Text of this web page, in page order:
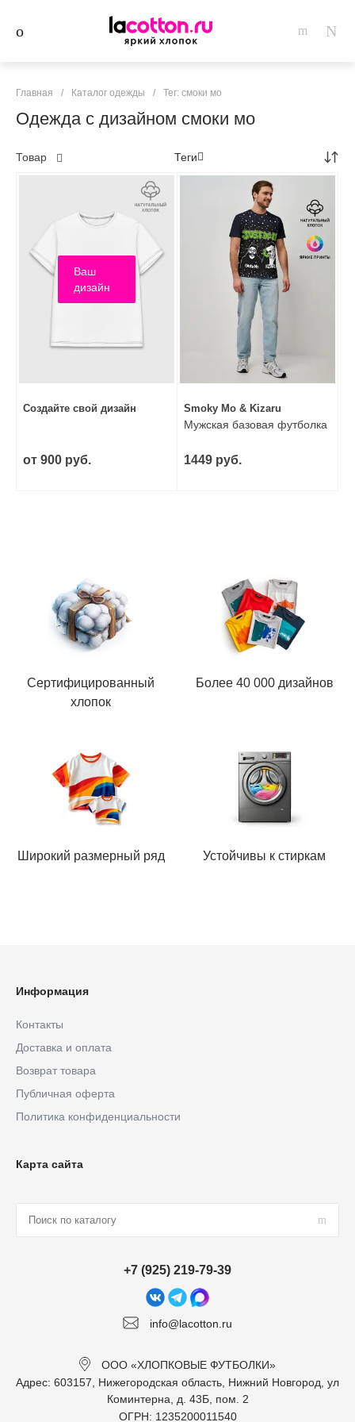
Главная / Каталог одежды / Тег: смоки мо
Одежда с дизайном смоки мо
Товар Теги
Ваш
дизайн
Создайте свой дизайн
от 900 руб.
Smoky Mo & Kizaru
Мужская базовая футболка
1449 руб.
Сертифицированный
хлопок
Более 40 000 дизайнов
Широкий размерный ряд Устойчивы к стиркам
Информация
Контакты
Доставка и оплата
Возврат товара
Публичная оферта
Политика конфиденциальности
Карта сайта
info@lacotton.ru
+7 (925) 219-79-39
ООО «ХЛОПКОВЫЕ ФУТБОЛКИ»
Адрес: 603157, Нижегородская область, Нижний Новгород, ул
Коминтерна, д. 43Б, пом. 2
ОГРН: 1235200011540